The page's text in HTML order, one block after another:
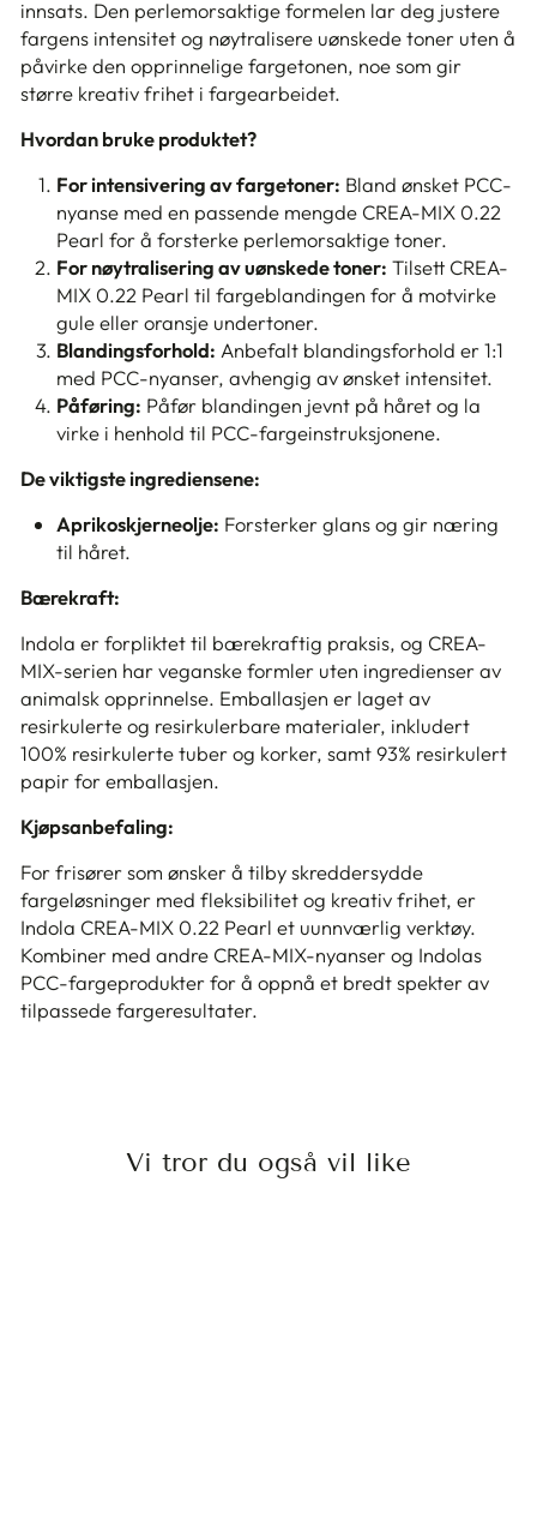
innsats. Den perlemorsaktige formelen lar deg justere
fargens intensitet og nøytralisere uønskede toner uten å
påvirke den opprinnelige fargetonen, noe som gir
større kreativ frihet i fargearbeidet.
Hvordan bruke produktet?
For intensivering av fargetoner: Bland ønsket PCC-
nyanse med en passende mengde CREA-MIX 0.22
Pearl for å forsterke perlemorsaktige toner.
For nøytralisering av uønskede toner: Tilsett CREA-
MIX 0.22 Pearl til fargeblandingen for å motvirke
gule eller oransje undertoner.
Blandingsforhold: Anbefalt blandingsforhold er 1:1
med PCC-nyanser, avhengig av ønsket intensitet.
Påføring: Påfør blandingen jevnt på håret og la
virke i henhold til PCC-fargeinstruksjonene.
De viktigste ingrediensene:
Aprikoskjerneolje: Forsterker glans og gir næring
til håret.
Bærekraft:
Indola er forpliktet til bærekraftig praksis, og CREA-
MIX-serien har veganske formler uten ingredienser av
animalsk opprinnelse. Emballasjen er laget av
resirkulerte og resirkulerbare materialer, inkludert
100% resirkulerte tuber og korker, samt 93% resirkulert
papir for emballasjen.
Kjøpsanbefaling:
For frisører som ønsker å tilby skreddersydde
fargeløsninger med fleksibilitet og kreativ frihet, er
Indola CREA-MIX 0.22 Pearl et uunnværlig verktøy.
Kombiner med andre CREA-MIX-nyanser og Indolas
PCC-fargeprodukter for å oppnå et bredt spekter av
tilpassede fargeresultater.
Vi tror du også vil like